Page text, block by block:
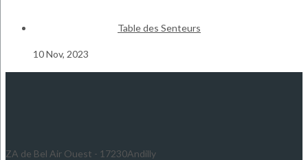
Table des Senteurs
10 Nov, 2023
ZA de Bel Air Ouest - 17230Andilly